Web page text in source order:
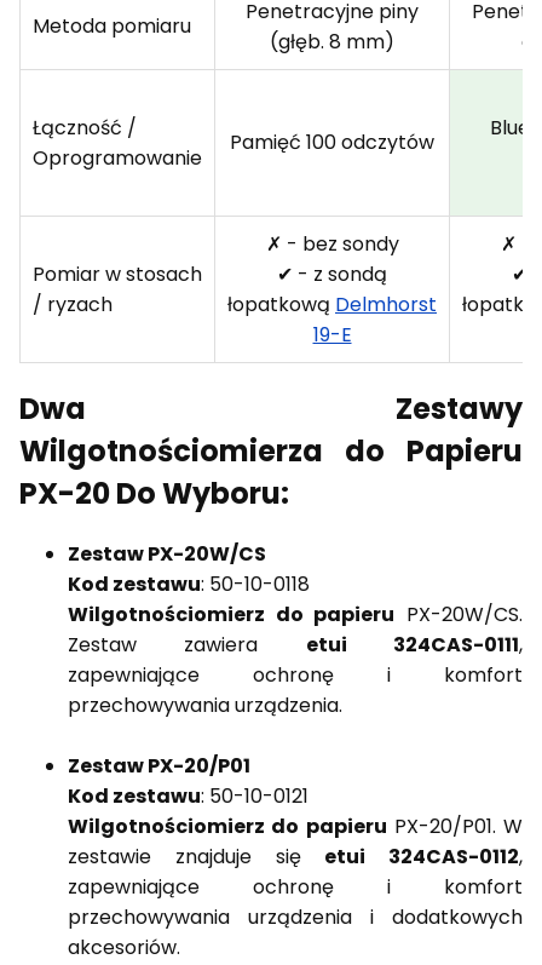
Metoda pomiaru
Penetracyjne piny
(głęb. 8 mm)
Łączność /
Oprogramowanie
Pamięć 100 odczytów
Pomiar w stosach
/ ryzach
✗ - bez sondy
✔ - z sondą
łopatkową Delmhorst
19-E
✗ -
✔
Dwa Zestawy
Wilgotnościomierza do Papieru
PX-20 Do Wyboru:
Zestaw PX-20W/CS
Kod zestawu: 50-10-0118
Wilgotnościomierz do papieru PX-20W/CS.
Zestaw zawiera etui 324CAS-0111,
zapewniające ochronę i komfort
przechowywania urządzenia.
Zestaw PX-20/P01
Kod zestawu: 50-10-0121
Wilgotnościomierz do papieru PX-20/P01. W
zestawie znajduje się etui 324CAS-0112,
zapewniające ochronę i komfort
przechowywania urządzenia i dodatkowych
akcesoriów.